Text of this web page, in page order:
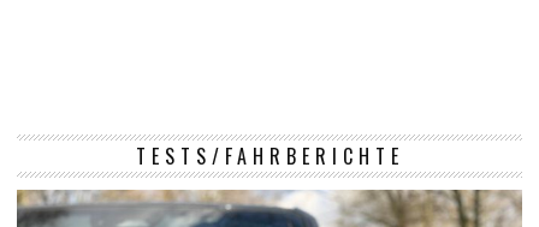
TESTS/FAHRBERICHTE